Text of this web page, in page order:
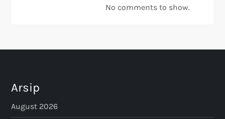
No comments to show.
Arsip
August 2026